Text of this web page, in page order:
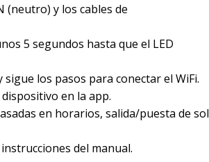
(neutro) y los cables de
5 segundos hasta que el LED
sigue los pasos para conectar el WiFi.
en la app.
en horarios, salida/puesta de sol
del manual.